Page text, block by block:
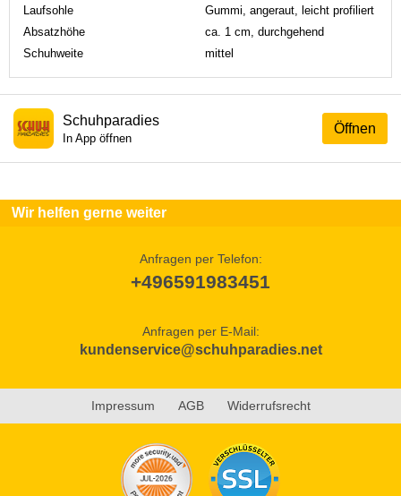
Laufsohle
Gummi, angeraut, leicht profiliert
Absatzhöhe
ca. 1 cm, durchgehend
Schuhweite
mittel
Öffnen
Schuhparadies
In App öffnen
Wir helfen gerne weiter
Anfragen per Telefon:
+496591983451
Anfragen per E-Mail:
kundenservice@schuhparadies.net
Impressum AGB Widerrufsrecht